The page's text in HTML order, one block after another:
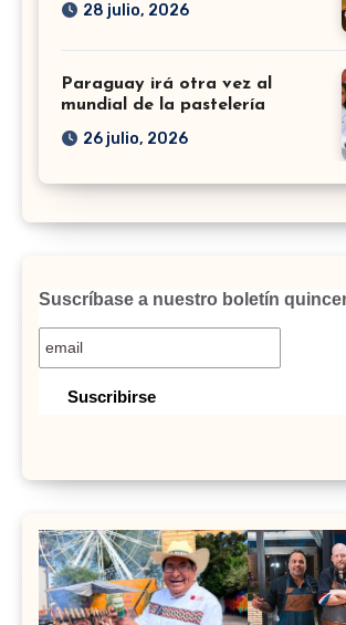
28 julio, 2026
Paraguay irá otra vez al
mundial de la pastelería
26 julio, 2026
Suscríbase a nuestro boletín